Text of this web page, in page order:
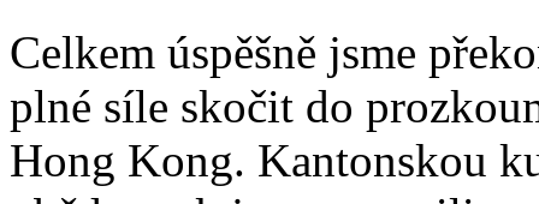
Celkem úspěšně jsme
plné síle skočit do
Hong Kong. Kantonskou